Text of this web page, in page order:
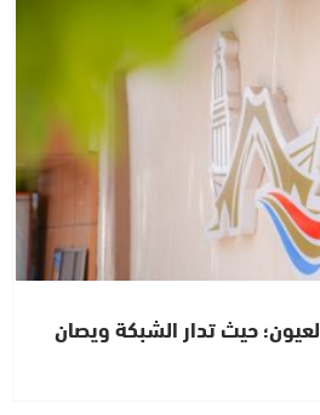
حيث تدار الشبكة ويصان